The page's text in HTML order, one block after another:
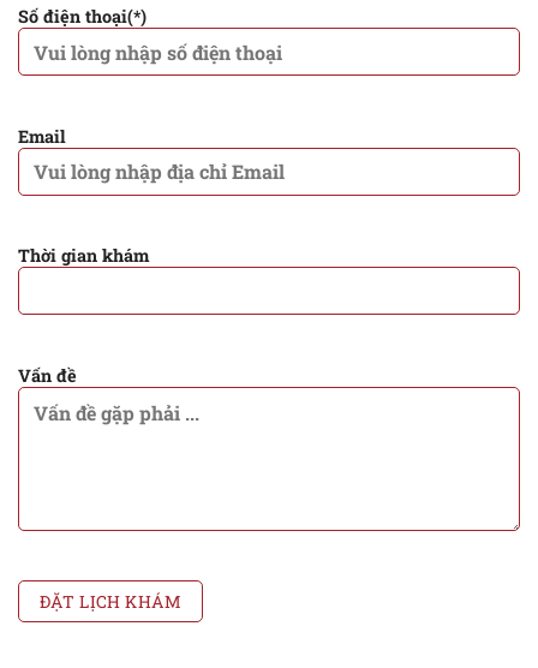
Số điện thoại(*)
Email
Thời gian khám
Vấn đề